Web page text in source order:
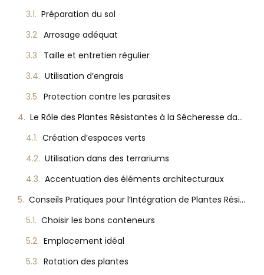
Préparation du sol
Arrosage adéquat
Taille et entretien régulier
Utilisation d’engrais
Protection contre les parasites
Le Rôle des Plantes Résistantes à la Sécheresse dans la Décoration Intérieure
Création d’espaces verts
Utilisation dans des terrariums
Accentuation des éléments architecturaux
Conseils Pratiques pour l’Intégration de Plantes Résistantes à la Sécheresse
Choisir les bons conteneurs
Emplacement idéal
Rotation des plantes